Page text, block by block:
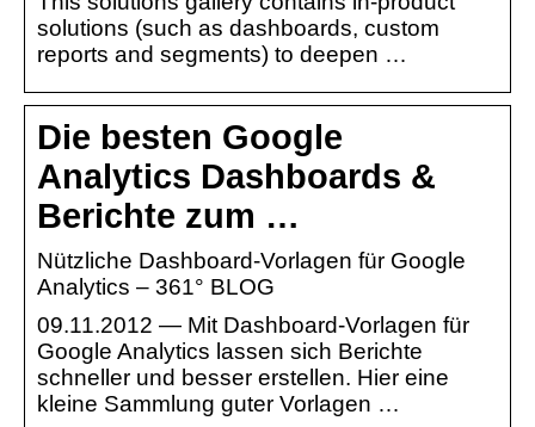
solutions (such as dashboards, custom
reports and segments) to deepen …
Die besten Google
Analytics Dashboards &
Berichte zum …
Nützliche Dashboard-Vorlagen für Google
Analytics – 361° BLOG
09.11.2012 — Mit Dashboard-Vorlagen für
Google Analytics lassen sich Berichte
schneller und besser erstellen. Hier eine
kleine Sammlung guter Vorlagen …